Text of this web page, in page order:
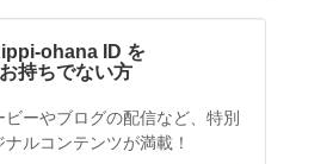
ohana ID を
お持ちでない方
ーやブログの配信など、特別
ルコンテンツが満載！